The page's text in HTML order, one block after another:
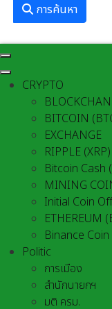
การค้นหา
CRYPTO
BITCOIN
EXCHANGE
RIPPLE (XRP)
Bitcoin Cash
MINING
Initial Coin
ETHEREUM
Binance
Politic
การเมือง
สำนักนายกฯ
มติ ครม.